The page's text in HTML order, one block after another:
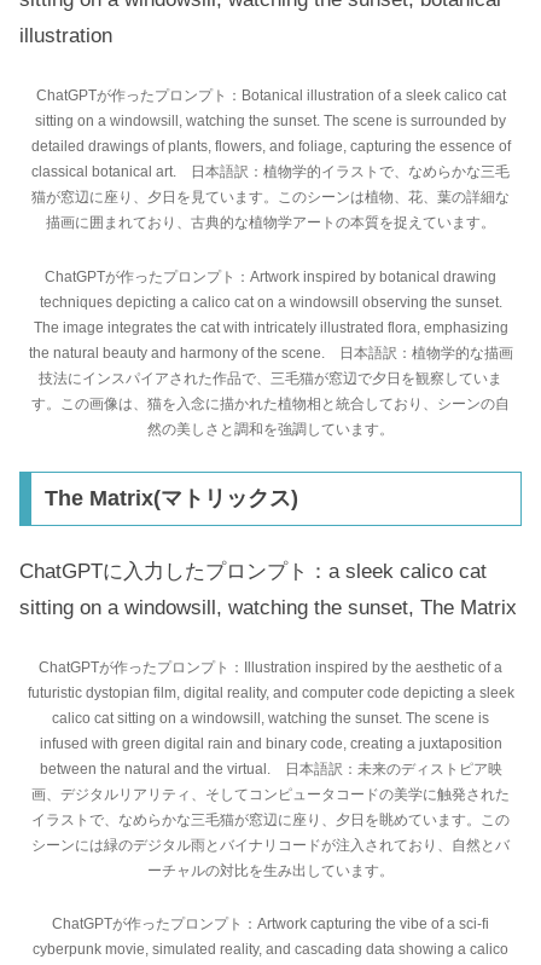
illustration
ChatGPTが作ったプロンプト：Botanical illustration of a sleek calico cat
sitting on a windowsill, watching the sunset. The scene is surrounded by
detailed drawings of plants, flowers, and foliage, capturing the essence of
classical botanical art. 日本語訳：植物学的イラストで、なめらかな三毛
猫が窓辺に座り、夕日を見ています。このシーンは植物、花、葉の詳細な
描画に囲まれており、古典的な植物学アートの本質を捉えています。
ChatGPTが作ったプロンプト：Artwork inspired by botanical drawing
techniques depicting a calico cat on a windowsill observing the sunset.
The image integrates the cat with intricately illustrated flora, emphasizing
the natural beauty and harmony of the scene. 日本語訳：植物学的な描画
技法にインスパイアされた作品で、三毛猫が窓辺で夕日を観察していま
す。この画像は、猫を入念に描かれた植物相と統合しており、シーンの自
然の美しさと調和を強調しています。
The Matrix(マトリックス)
ChatGPTに入力したプロンプト：a sleek calico cat
sitting on a windowsill, watching the sunset, The Matrix
ChatGPTが作ったプロンプト：Illustration inspired by the aesthetic of a
futuristic dystopian film, digital reality, and computer code depicting a sleek
calico cat sitting on a windowsill, watching the sunset. The scene is
infused with green digital rain and binary code, creating a juxtaposition
between the natural and the virtual. 日本語訳：未来のディストピア映
画、デジタルリアリティ、そしてコンピュータコードの美学に触発された
イラストで、なめらかな三毛猫が窓辺に座り、夕日を眺めています。この
シーンには緑のデジタル雨とバイナリコードが注入されており、自然とバ
ーチャルの対比を生み出しています。
ChatGPTが作ったプロンプト：Artwork capturing the vibe of a sci-fi
cyberpunk movie, simulated reality, and cascading data showing a calico